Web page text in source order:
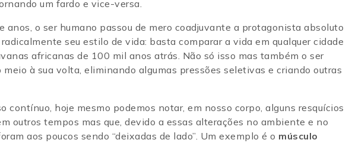
um fardo e vice-versa.
anos, o ser humano passou de mero coadjuvante a protagonista absoluto
seu estilo de vida: basta comparar a vida em qualquer cidade
africanas de 100 mil anos atrás. Não só isso mas também o ser
à sua volta, eliminando algumas pressões seletivas e criando outras
contínuo, hoje mesmo podemos notar, em nosso corpo, alguns resquícios
outros tempos mas que, devido a essas alterações no ambiente e no
aos poucos sendo “deixadas de lado”. Um exemplo é o músculo